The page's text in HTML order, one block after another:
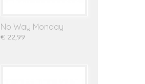
No Way Monday
€ 22,99